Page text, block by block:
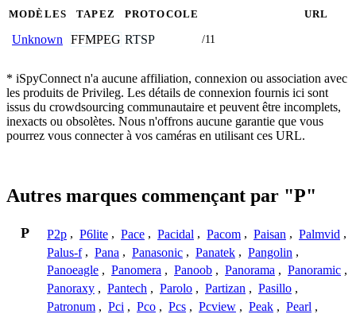
MODÈLES TAPEZ PROTOCOLE URL
Unknown FFMPEG RTSP /11
* iSpyConnect n'a aucune affiliation, connexion ou association avec
les produits de Privileg. Les détails de connexion fournis ici sont
issus du crowdsourcing communautaire et peuvent être incomplets,
inexacts ou obsolètes. Nous n'offrons aucune garantie que vous
pourrez vous connecter à vos caméras en utilisant ces URL.
Autres marques commençant par "P"
P P2p , P6lite , Pace , Pacidal , Pacom , Paisan , Palmvid ,
Palus-f , Pana , Panasonic , Panatek , Pangolin ,
Panoeagle , Panomera , Panoob , Panorama , Panoramic ,
Panoraxy , Pantech , Parolo , Partizan , Pasillo ,
Patronum , Pci , Pco , Pcs , Pcview , Peak , Pearl ,